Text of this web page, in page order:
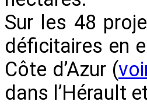
Sur les 48
déficitaires en
Côte d’Azur (
dans l’Hérault